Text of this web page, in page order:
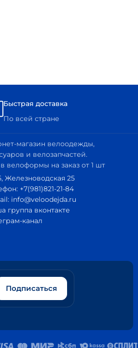
Быстрая доставка
По всей стране
магазин велоодежды,
и велозапчастей.
велоформы на заказ от 1 шт
Железноводская 25
+7(981)821-21-84
info@veloodejda.ru
группа вконтакте
канал
Подписаться